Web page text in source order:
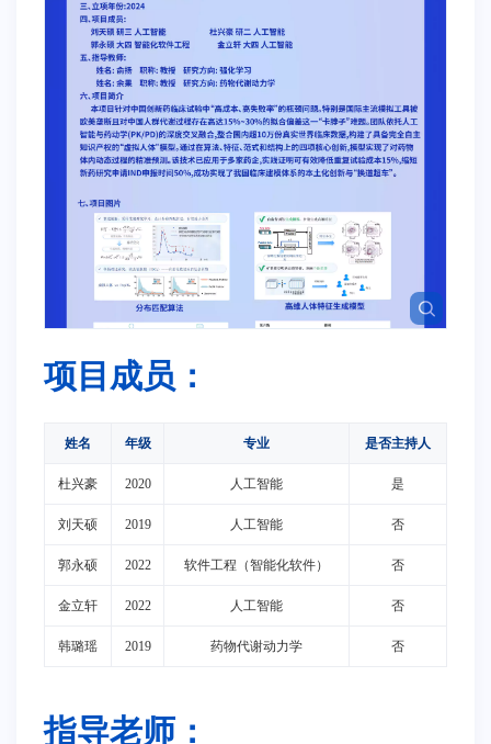
项目成员：
姓名 年级 专业 是否主持人
杜兴豪 2020 人工智能 是
刘天硕 2019 人工智能 否
郭永硕 2022 软件工程（智能化软件） 否
金立轩 2022 人工智能 否
韩璐瑶 2019 药物代谢动力学 否
指导老师：